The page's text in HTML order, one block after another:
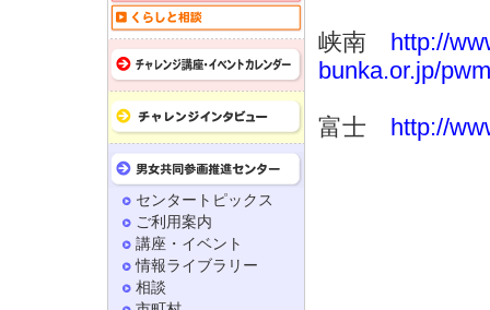
峡南
http://
bunka.or.jp/
富士 http://
センタートピックス
ご利用案内
講座・イベント
情報ライブラリー
相談